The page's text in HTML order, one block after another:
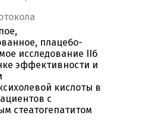
плацебо-
исследование IIб
эффективности и
кислоты в
с
стеатогепатитом